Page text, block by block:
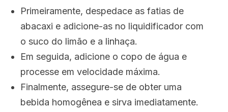
Primeiramente, despedace as fatias de
abacaxi e adicione-as no liquidificador com
o suco do limão e a linhaça.
Em seguida, adicione o copo de água e
processe em velocidade máxima.
Finalmente, assegure-se de obter uma
bebida homogênea e sirva imediatamente.